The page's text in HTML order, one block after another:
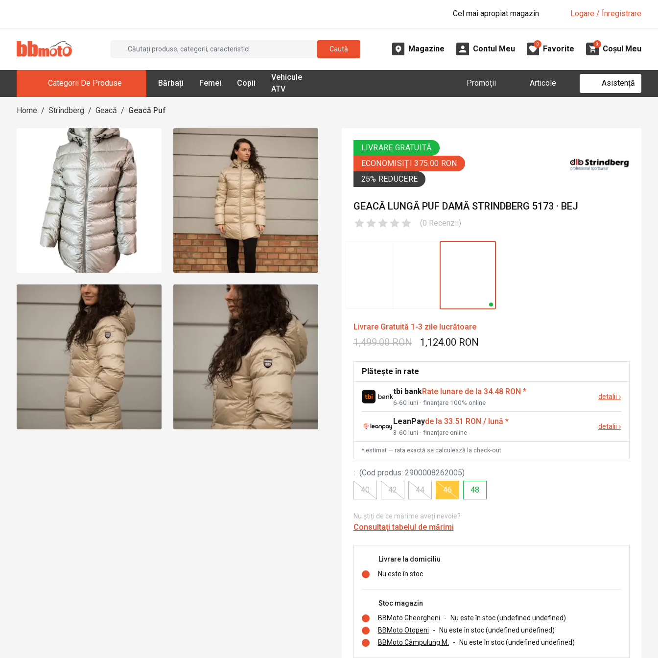
Cel mai apropiat magazin Logare / Înregistrare
Caută Magazine Contul Meu
0
Favorite
0
Coșul Meu
Categorii De Produse Bărbați Femei Copii
Vehicule
ATV
Promoții Articole Asistență
Home / Strindberg / Geacă / Geacă Puf
LIVRARE GRATUITĂ
ECONOMISIȚI 375.00 RON
25% REDUCERE
GEACĂ LUNGĂ PUF DAMĂ STRINDBERG 5173 · BEJ
(0 Recenzii)
Livrare Gratuită 1-3 zile lucrătoare
1,499.00 RON 1,124.00 RON
Plătește în rate
tbi bankRate lunare de la 34.48 RON *
6-60 luni · finanțare 100% online
detalii ›
LeanPayde la 33.51 RON / lună *
3-60 luni · finanțare online
detalii ›
* estimat — rata exactă se calculează la check-out
: (Cod produs: 2900008262005)
40
42 44 46 48
Nu știți de ce mărime aveți nevoie?
Consultați tabelul de mărimi
Livrare la domiciliu
Nu este în stoc
Stoc magazin
BBMoto Gheorgheni
-
Nu este în stoc (undefined undefined)
BBMoto Otopeni
-
Nu este în stoc (undefined undefined)
BBMoto Câmpulung M.
- Nu este în stoc (undefined undefined)